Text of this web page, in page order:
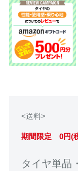
<送料>
期間限定 0円(
タイヤ単品